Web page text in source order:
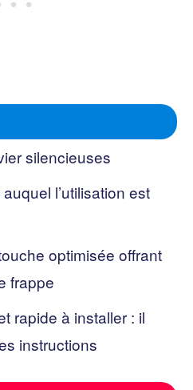
silencieuses
l’utilisation est
optimisée offrant
frappe
rapide à installer : il
instructions